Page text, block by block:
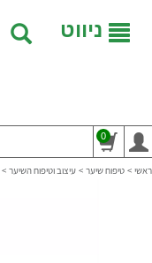
ניווט
0
ראשי > טיפוח שיער > עיצוב וטיפוח השיער >